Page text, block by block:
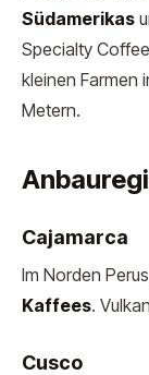
Südamerikas
Specialty
kleinen Farmen
Metern.
Cajamarca
Im Norden
Kaffees.
Cusco